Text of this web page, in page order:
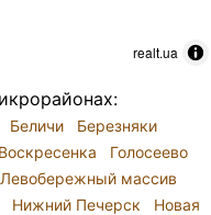
realt.ua
Беличи
Березняки
Воскресенка
Голосеево
Левобережный массив
Нижний Печерск
Новая